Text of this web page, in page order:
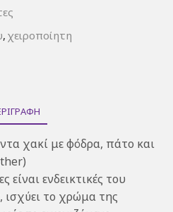
, χειροποίητη
χακί με φόδρα, πάτο και
ενδεικτικές του
ισχύει το χρώμα της